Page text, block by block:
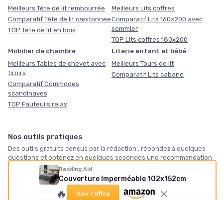
Bedding Aid
Couverture Imperméable 102x152cm
🔥 Voir l'offre
Meilleurs Tête de lit rembourrée
Comparatif Tête de lit capitonnée
TOP Tête de lit en bois
Meilleurs Lits coffres
Comparatif Lits 160x200 avec
sommier
TOP Lits coffres 180x200
Mobilier de chambre
Meilleurs Tables de chevet avec
tiroirs
Comparatif Commodes
scandinaves
TOP Fauteuils relax
Literie enfant et bébé
Meilleurs Tours de lit
Comparatif Lits cabane
Nos outils pratiques
Des outils gratuits conçus par la rédaction : répondez à quelques
questions et obtenez en quelques secondes une recommandation
vraiment personnalisée, sans inscription. Servez-vous.
🛏️ 🪶